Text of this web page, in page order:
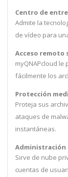
Centro de
Admite la
de vídeo para
Acceso remoto
myQNAPcloud
fácilmente los
Protección
Proteja sus
ataques de
instantáneas.
Administración
Sirve de nube
cuentas de